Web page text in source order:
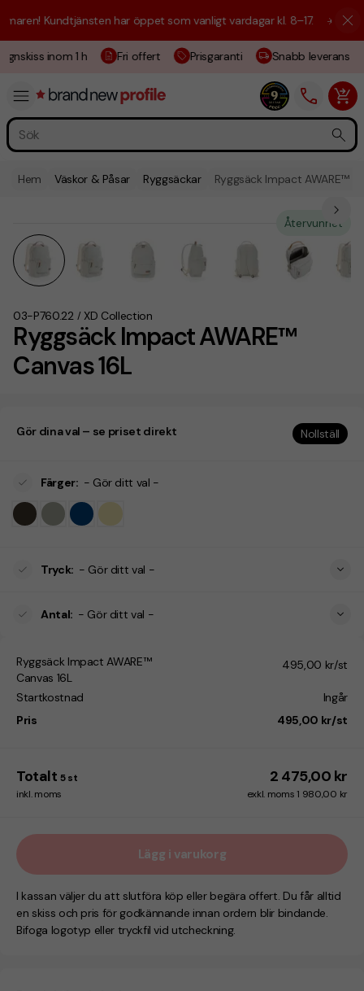
Kundtjänsten har öppet som vanligt vardagar kl. 8–17. ☀️ Vi är
inom 1 h Fri offert Prisgaranti Snabb leverans
Hem Väskor & Påsar Ryggsäckar Ryggsäck Impact AWARE™
Ryggsäck Impact AWARE™
Canvas 16L
03-P760.22 / XD Collection
Återvunnet
Gör dina val – se priset direkt Nollställ
Färger: - Gör ditt val -
Tryck: - Gör ditt val -
Antal: - Gör ditt val -
Ryggsäck Impact AWARE™
Canvas 16L
495,00 kr/st
Startkostnad
Ingår
Pris
495,00 kr/st
Totalt 5 st 2 475,00 kr
inkl. moms exkl. moms 1 980,00 kr
Lägg i varukorg
I kassan väljer du att slutföra köp eller begära offert. Du får alltid
en skiss och pris för godkännande innan ordern blir bindande.
Bifoga logotyp eller tryckfil vid utcheckning.